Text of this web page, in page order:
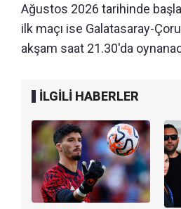
Ağustos 2026 tarihinde
ilk maçı ise Galatasaray-
akşam saat 21.30'da
İLGİLİ HABERLER